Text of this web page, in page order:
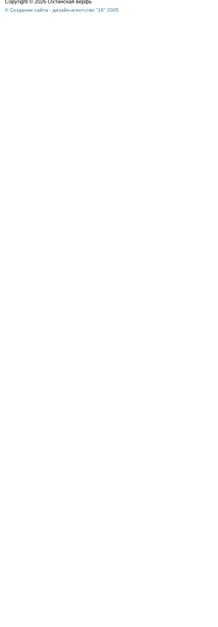
Copyright © 2026 Охтинская верфь
© Создание сайта - дизайн-агентство "1К" 2005